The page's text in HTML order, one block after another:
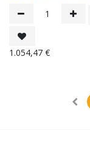
1.054,47 €